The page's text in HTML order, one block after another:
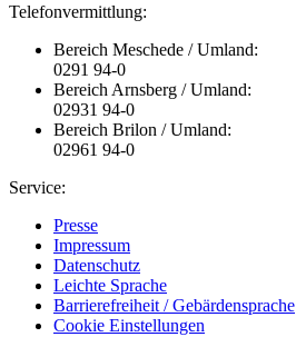
Telefonvermittlung:
Bereich Meschede / Umland:
0291 94-0
Bereich Arnsberg / Umland:
02931 94-0
Bereich Brilon / Umland:
02961 94-0
Service:
Presse
Impressum
Datenschutz
Leichte Sprache
Barrierefreiheit / Gebärdensprache
Cookie Einstellungen